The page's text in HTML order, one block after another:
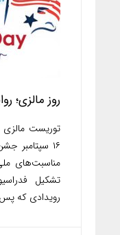
روز مالزی؛
توریست مالزی
۱۶ سپتامبر
مناسبت‌های
رویدادی که